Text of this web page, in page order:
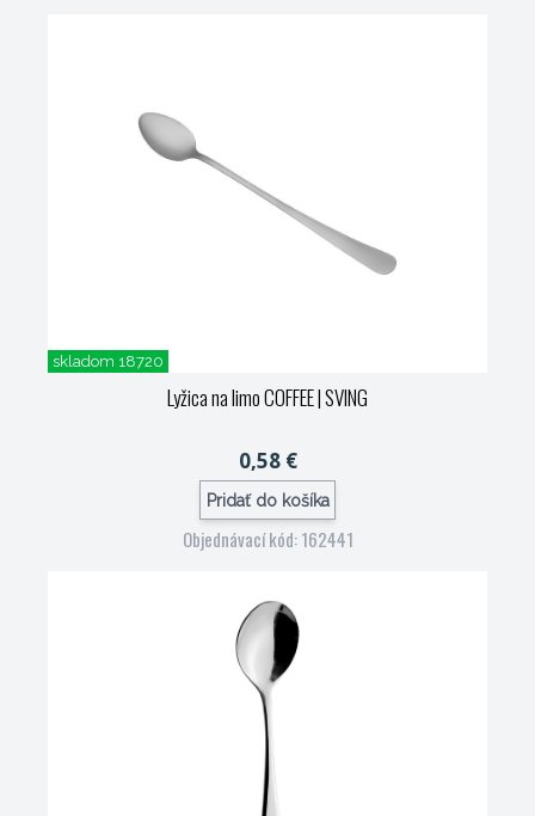
skladom 18720
Lyžica na limo COFFEE| SVING
0,58 €
Pridať do košíka
Objednávací kód: 162441